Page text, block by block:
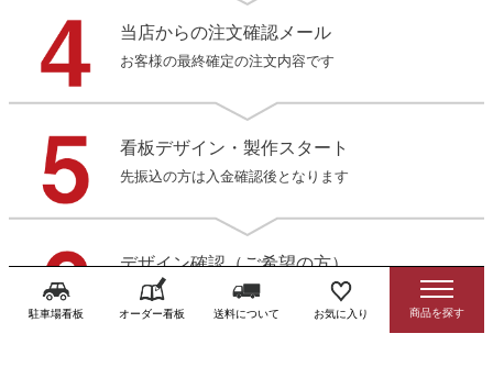
駐車場看板 オーダー看板 送料について お気に入り
当店からの注文確認メール
お客様の最終確定の注文内容です
看板デザイン・製作スタート
先振込の方は入金確認後となります
デザイン確認（ご希望の方）
3営業日以内にデータをお送りします